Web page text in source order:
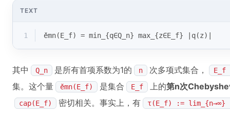
TEXT
1 ěmn(E_f) = min_{q∈Q_n} max_{z∈E_f} |q(z)|
其中 Q_n 是所有首项系数为1的 n 次多项式集合，
集。这个量 ěmn(E_f) 是集合 E_f 上的第n次
cap(E_f) 密切相关。事实上，有 τ(E_f) := lim_{n→∞}